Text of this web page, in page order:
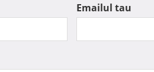
Emailul tau